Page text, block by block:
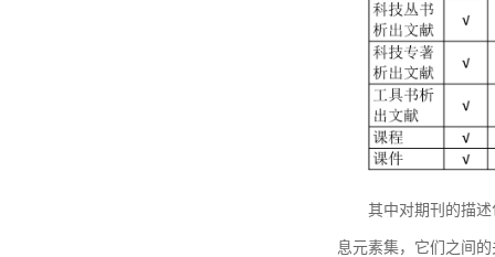
其中对期刊的描
息元素集，它们之间